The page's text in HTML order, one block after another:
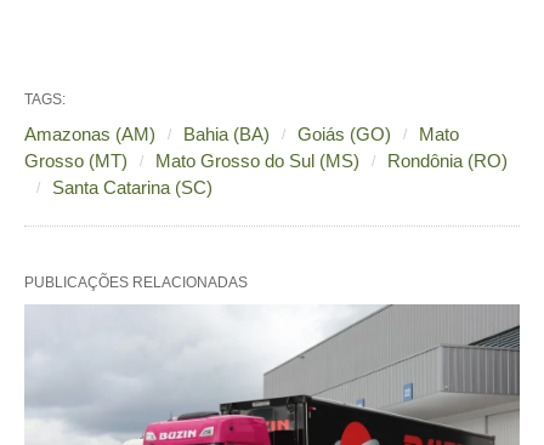
TAGS:
Amazonas (AM) Bahia (BA) Goiás (GO)
Mato
Grosso (MT)
Mato Grosso do Sul (MS)
Rondônia (RO)
Santa Catarina (SC)
PUBLICAÇÕES RELACIONADAS